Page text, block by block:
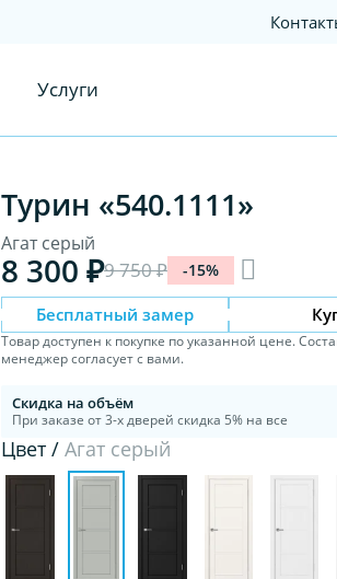
Услуги
Турин «540.1111»
Агат серый
8 300 ₽9 750 ₽ -15%
Бесплатный замер
Товар доступен к покупке по указанной цене.
менеджер согласует с вами.
Скидка на объём
При заказе от 3-х дверей скидка 5% на все
Цвет /Агат серый